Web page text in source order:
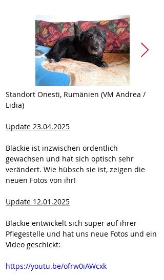
Standort Onesti, Rumänien (VM Andrea /
Lidia)
Update 23.04.2025
Blackie ist inzwischen ordentlich
gewachsen und hat sich optisch sehr
verändert. Wie hübsch sie ist, zeigen die
neuen Fotos von ihr!
Update 12.01.2025
Blackie entwickelt sich super auf ihrer
Pflegestelle und hat uns neue Fotos und ein
Video geschickt:
https://youtu.be/ofrw0iAWcxk